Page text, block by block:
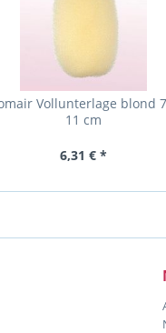
Vollunterlage blond
11 cm
6,31 € *